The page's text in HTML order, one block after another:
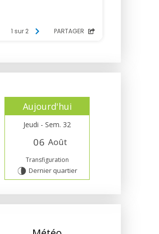
Aujourd'hui
Jeudi - Sem. 32
06 Août
Transfiguration
U Dernier quartier